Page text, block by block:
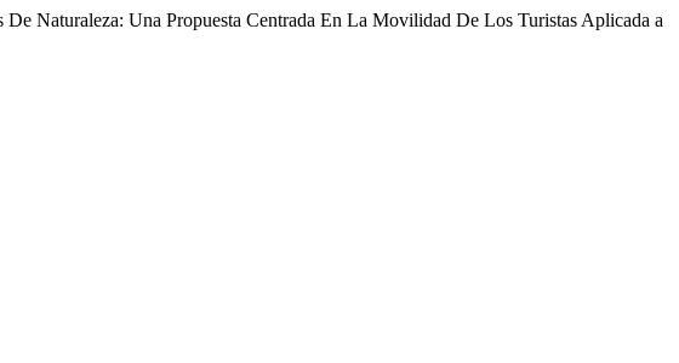
Naturaleza: Una Propuesta Centrada En La Movilidad De Los Turistas Aplicada a